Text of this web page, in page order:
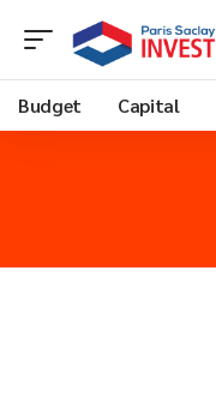
Budget Capital